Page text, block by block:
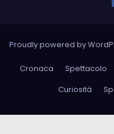
Proudly powered by
Cronaca Spettacolo
Curiosità